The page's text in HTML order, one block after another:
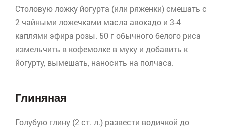
Столовую ложку йогурта (или ряженки) смешать с
2 чайными ложечками масла авокадо и 3-4
каплями эфира розы. 50 г обычного белого риса
измельчить в кофемолке в муку и добавить к
йогурту, вымешать, наносить на полчаса.
Глиняная
Голубую глину (2 ст. л.) развести водичкой до